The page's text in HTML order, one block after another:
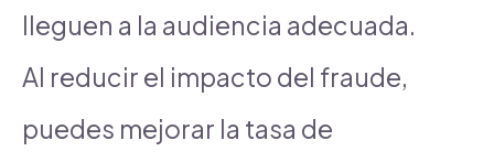
lleguen a la audiencia adecuada.
Al reducir el impacto del fraude,
puedes mejorar la tasa de